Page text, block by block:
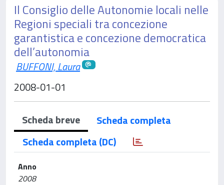
Il Consiglio delle Autonomie locali nelle
Regioni speciali tra concezione
garantistica e concezione democratica
dell’autonomia
BUFFONI, Laura
2008-01-01
Scheda breve
Scheda completa
Scheda completa (DC)
Anno
2008